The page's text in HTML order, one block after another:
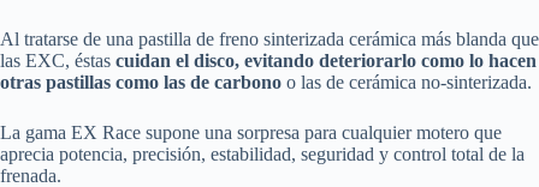
Al tratarse de una pastilla de freno sinterizada cerámica más blanda que
las EXC, éstas cuidan el disco, evitando deteriorarlo como lo hacen
otras pastillas como las de carbono o las de cerámica no-sinterizada.
La gama EX Race supone una sorpresa para cualquier motero que
aprecia potencia, precisión, estabilidad, seguridad y control total de la
frenada.